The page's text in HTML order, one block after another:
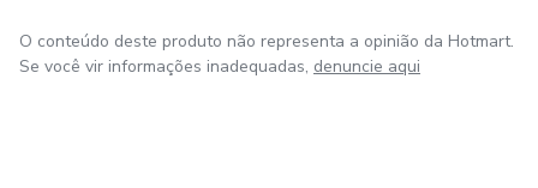
O conteúdo deste produto não representa a opinião da Hotmart.
Se você vir informações inadequadas, denuncie aqui